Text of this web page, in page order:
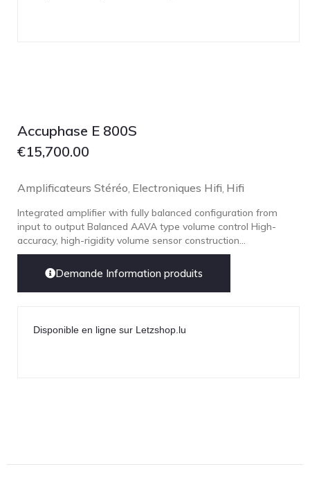
Accuphase E 800S
€15,700.00
Amplificateurs Stéréo Electroniques Hifi Hifi
Integrated amplifier with fully balanced configuration from
input to output Balanced AAVA type volume control High-
accuracy, high-rigidity volume sensor construction...
Demande Information produits
Disponible en ligne sur Letzshop.lu